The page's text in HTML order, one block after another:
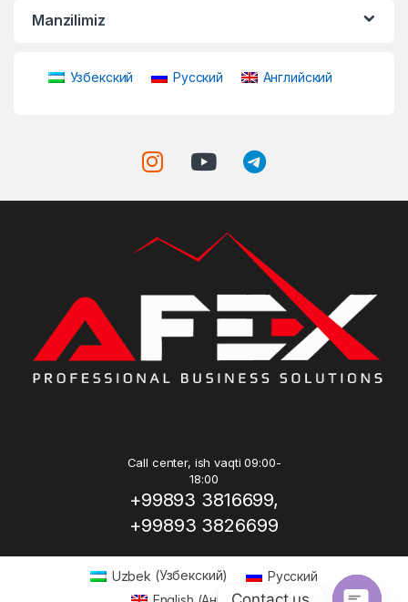
Manzilimiz
Узбекский Русский Английский
Call center, ish vaqti 09:00-
18:00
+99893 3816699,
+99893 3826699
Uzbek (Узбекский)
Русский